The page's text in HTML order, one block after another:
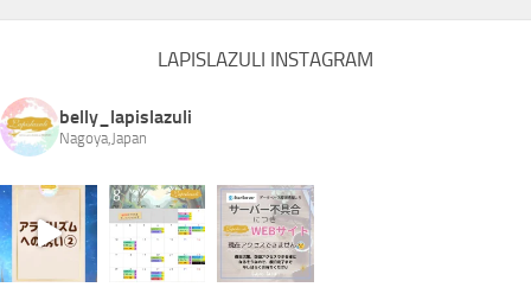
LAPISLAZULI INSTAGRAM
belly_lapislazuli
Nagoya,Japan